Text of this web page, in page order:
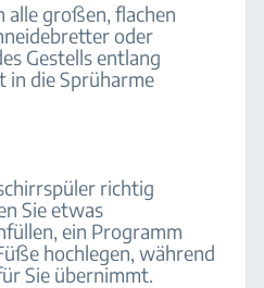
großen, flachen
oder
Gestells entlang
in die Sprüharme
richtig
Sie etwas
ein Programm
hochlegen, während
Sie übernimmt.